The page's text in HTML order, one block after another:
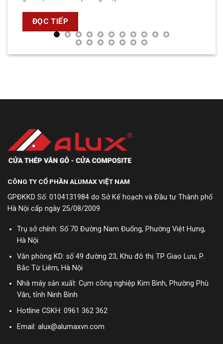
ĐỌC TIẾP
CÔNG TY CỔ PHẦN ALUMAX VIỆT NAM
GPĐKKD Số: 0104131984 do Sở Kế hoạch và Đầu tư Thành phố
Hà Nội cấp ngày 25/08/2009
Trụ sở chính: Số 70 Đường Nam Đuống, Phường Việt Hưng,
Hà Nội
Văn phòng KD: số 49 đường 23, Khu đô thị TP Giao Lưu, P.
Bắc Từ Liêm, Hà Nội
Nhà máy sản xuất: Cụm công nghiệp Kim Bình, Phường Phù
Vân, tỉnh Ninh Bình
Hotline CSKH: 0961 362 362
Email: alux@alumaxvn.com